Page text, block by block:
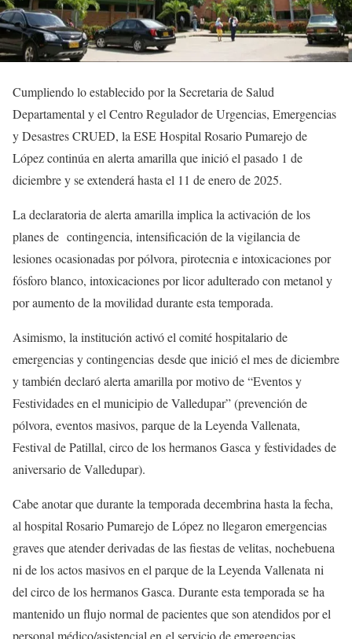
Cumpliendo lo establecido por la Secretaria de Salud
Departamental y el Centro Regulador de Urgencias, Emergencias
y Desastres CRUED, la ESE Hospital Rosario Pumarejo de
López continúa en alerta amarilla que inició el pasado 1 de
diciembre y se extenderá hasta el 11 de enero de 2025.
La declaratoria de alerta amarilla implica la activación de los
planes de contingencia, intensificación de la vigilancia de
lesiones ocasionadas por pólvora, pirotecnia e intoxicaciones por
fósforo blanco, intoxicaciones por licor adulterado con metanol y
por aumento de la movilidad durante esta temporada.
Asimismo, la institución activó el comité hospitalario de
emergencias y contingencias desde que inició el mes de diciembre
y también declaró alerta amarilla por motivo de “Eventos y
Festividades en el municipio de Valledupar” (prevención de
pólvora, eventos masivos, parque de la Leyenda Vallenata,
Festival de Patillal, circo de los hermanos Gasca y festividades de
aniversario de Valledupar).
Cabe anotar que durante la temporada decembrina hasta la fecha,
al hospital Rosario Pumarejo de López no llegaron emergencias
graves que atender derivadas de las fiestas de velitas, nochebuena
ni de los actos masivos en el parque de la Leyenda Vallenata ni
del circo de los hermanos Gasca. Durante esta temporada se ha
mantenido un flujo normal de pacientes que son atendidos por el
personal médico/asistencial en el servicio de emergencias.